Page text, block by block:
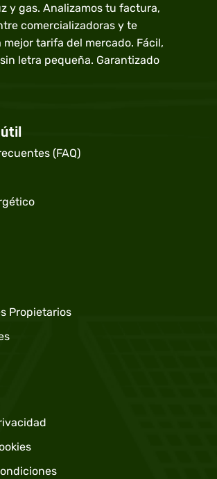
y gas. Analizamos tu factura,
comercializadoras y te
tarifa del mercado. Fácil,
letra pequeña. Garantizado
(FAQ)
Propietarios